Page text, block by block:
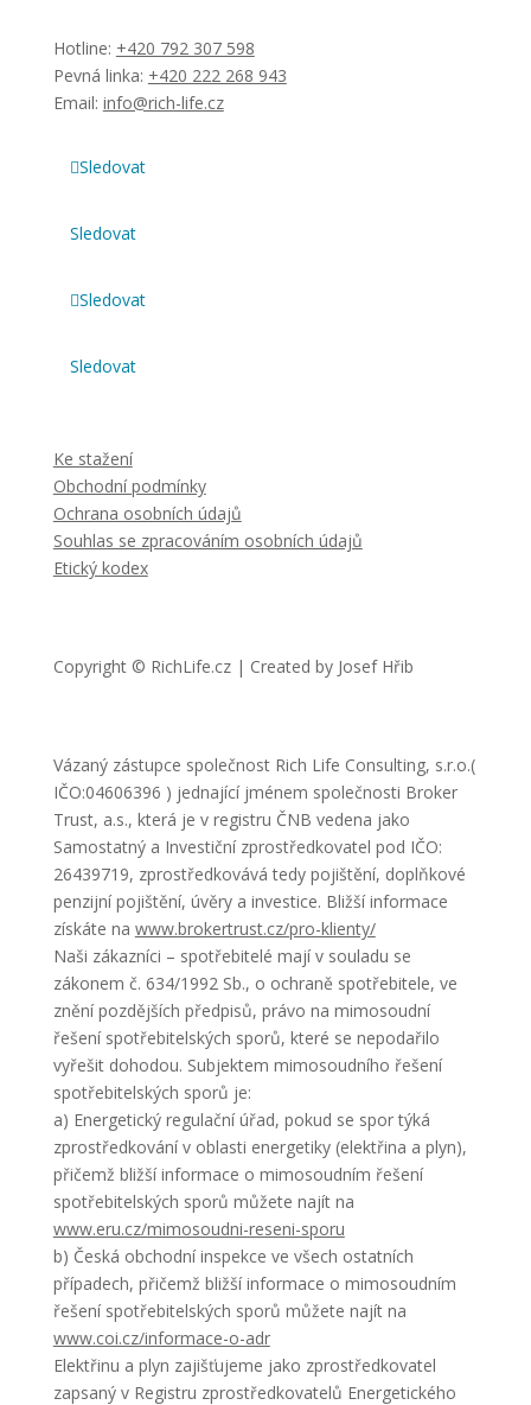
Hotline: +420 792 307 598
Pevná linka: +420 222 268 943
Email: info@rich-life.cz
Sledovat
Sledovat
Sledovat
Sledovat
Ke stažení
Obchodní podmínky
Ochrana osobních údajů
Souhlas se zpracováním osobních údajů
Etický kodex
Copyright © RichLife.cz| Created by Josef Hřib
Vázaný zástupce společnost Rich Life Consulting, s.r.o.(
IČO:04606396 ) jednající jménem společnosti Broker
Trust, a.s., která je v registru ČNB vedena jako
Samostatný a Investiční zprostředkovatel pod IČO:
26439719, zprostředkovává tedy pojištění, doplňkové
penzijní pojištění, úvěry a investice. Bližší informace
získáte na www.brokertrust.cz/pro-klienty/
Naši zákazníci – spotřebitelé mají v souladu se
zákonem č. 634/1992 Sb., o ochraně spotřebitele, ve
znění pozdějších předpisů, právo na mimosoudní
řešení spotřebitelských sporů, které se nepodařilo
vyřešit dohodou. Subjektem mimosoudního řešení
spotřebitelských sporů je:
a) Energetický regulační úřad, pokud se spor týká
zprostředkování v oblasti energetiky (elektřina a plyn),
přičemž bližší informace o mimosoudním řešení
spotřebitelských sporů můžete najít na
www.eru.cz/mimosoudni-reseni-sporu
b) Česká obchodní inspekce ve všech ostatních
případech, přičemž bližší informace o mimosoudním
řešení spotřebitelských sporů můžete najít na
www.coi.cz/informace-o-adr
Elektřinu a plyn zajišťujeme jako zprostředkovatel
zapsaný v Registru zprostředkovatelů Energetického